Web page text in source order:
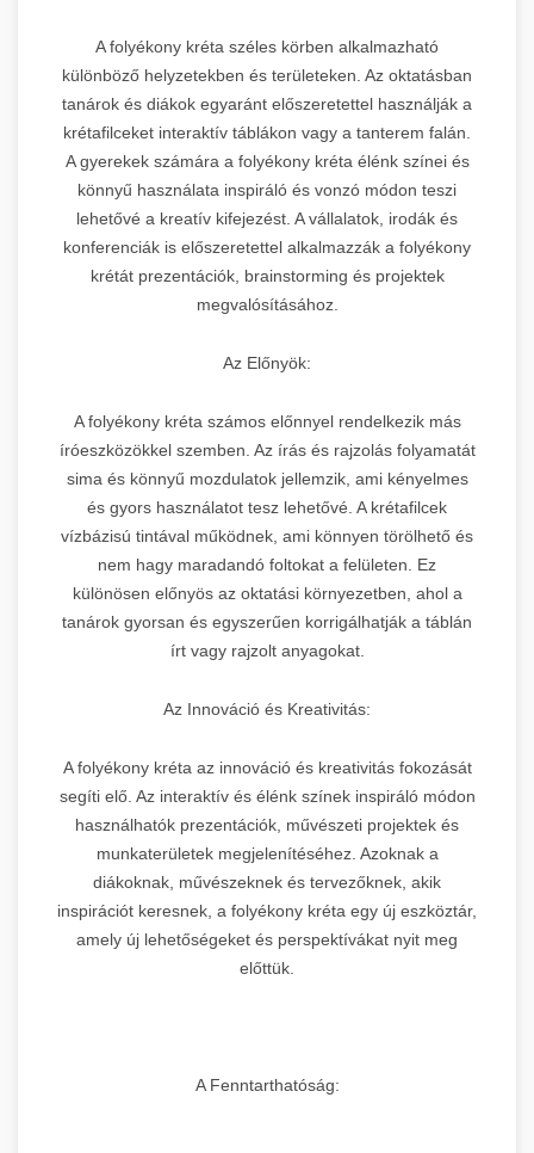
A folyékony kréta széles körben alkalmazható
különböző helyzetekben és területeken. Az oktatásban
tanárok és diákok egyaránt előszeretettel használják a
krétafilceket interaktív táblákon vagy a tanterem falán.
A gyerekek számára a folyékony kréta élénk színei és
könnyű használata inspiráló és vonzó módon teszi
lehetővé a kreatív kifejezést. A vállalatok, irodák és
konferenciák is előszeretettel alkalmazzák a folyékony
krétát prezentációk, brainstorming és projektek
megvalósításához.
Az Előnyök:
A folyékony kréta számos előnnyel rendelkezik más
íróeszközökkel szemben. Az írás és rajzolás folyamatát
sima és könnyű mozdulatok jellemzik, ami kényelmes
és gyors használatot tesz lehetővé. A krétafilcek
vízbázisú tintával működnek, ami könnyen törölhető és
nem hagy maradandó foltokat a felületen. Ez
különösen előnyös az oktatási környezetben, ahol a
tanárok gyorsan és egyszerűen korrigálhatják a táblán
írt vagy rajzolt anyagokat.
Az Innováció és Kreativitás:
A folyékony kréta az innováció és kreativitás fokozását
segíti elő. Az interaktív és élénk színek inspiráló módon
használhatók prezentációk, művészeti projektek és
munkaterületek megjelenítéséhez. Azoknak a
diákoknak, művészeknek és tervezőknek, akik
inspirációt keresnek, a folyékony kréta egy új eszköztár,
amely új lehetőségeket és perspektívákat nyit meg
előttük.
A Fenntarthatóság: